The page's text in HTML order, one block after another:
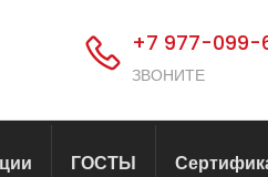
+7 977-099-
ЗВОНИТЕ
ГОСТЫ